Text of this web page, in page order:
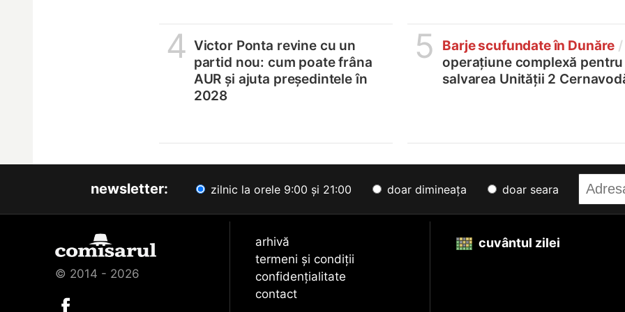
4 Victor Ponta revine cu un
partid nou: cum poate frâna
AUR și ajuta președintele în
2028
5 Barje scufundate în Dunăre /
operațiune complexă pentru
salvarea Unității 2
newsletter: zilnic la orele 9:00 și 21:00 doar dimineața doar seara
© 2014 - 2026
arhivă
termeni și condiții
confidențialitate
contact
cuvântul zilei